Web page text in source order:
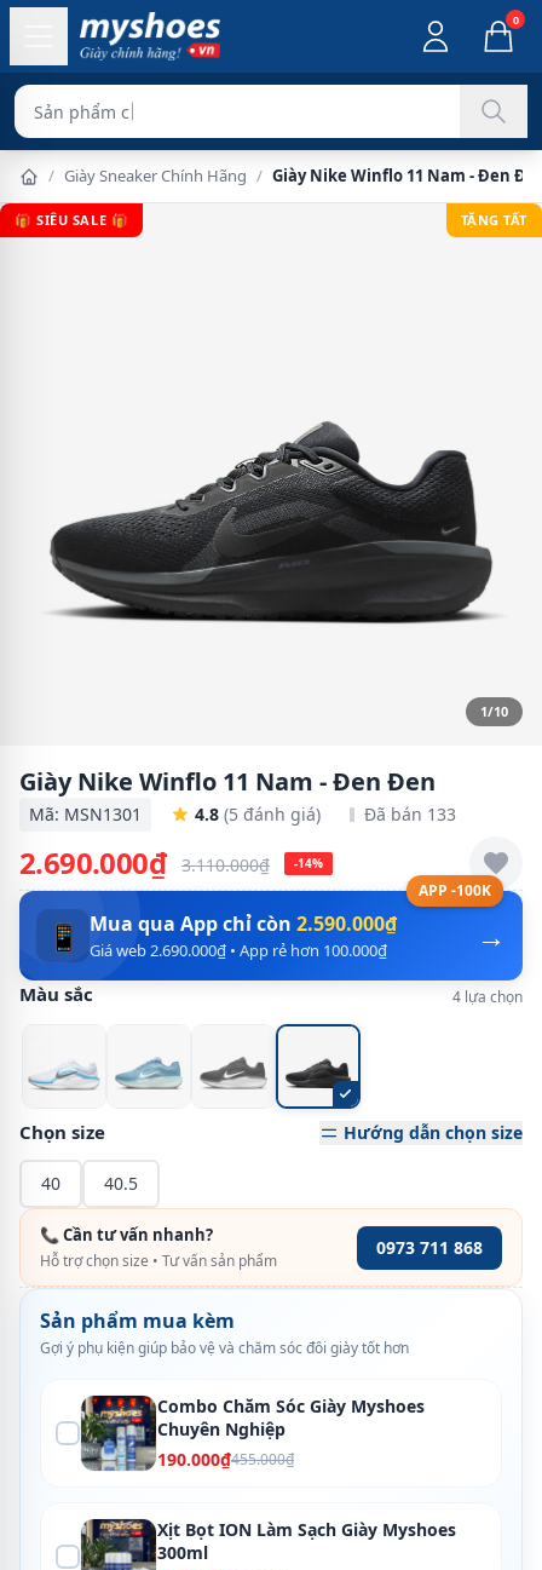
0
Sản phẩm chính hãng 100%
/ Giày Sneaker Chính Hãng / Giày Nike Winflo 11 Nam - Đen
🎁 SIÊU SALE 🎁 TẶNG TẤT
1/10
Giày Nike Winflo 11 Nam - Đen Đen
Mã: MSN1301 4.8 (5 đánh giá) Đã bán 133
2.690.000₫ 3.110.000₫ -14%
APP -100K
→
📱 Mua qua App chỉ còn 2.590.000₫
Giá web 2.690.000₫ • App rẻ hơn 100.000₫
Màu sắc 4 lựa chọn
Chọn size Hướng dẫn chọn size
40 40.5
📞 Cần tư vấn nhanh?
Hỗ trợ chọn size • Tư vấn sản phẩm
0973 711 868
Sản phẩm mua kèm
Gợi ý phụ kiện giúp bảo vệ và chăm sóc đôi giày tốt hơn
Combo Chăm Sóc Giày Myshoes
Chuyên Nghiệp
190.000₫455.000₫
Xịt Bọt ION Làm Sạch Giày Myshoes
300ml